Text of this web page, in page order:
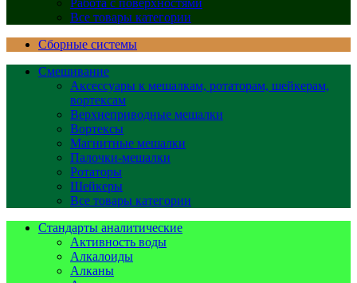
Работа с поверхностями
Все товары категории
Сборные системы
Смешивание
Аксессуары к мешалкам, ротаторам, шейкерам,
вортексам
Верхнеприводные мешалки
Вортексы
Магнитные мешалки
Палочки-мешалки
Ротаторы
Шейкеры
Все товары категории
Стандарты аналитические
Активность воды
Алкалоиды
Алканы